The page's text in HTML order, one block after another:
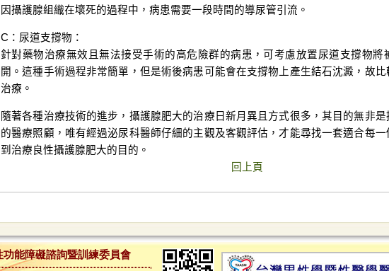
因攝護腺組織在壞死的過程中，病患需要一段時間的導尿管引流。
C：尿道支撐物：
針對藥物治療無效且無法接受手術的高危險群的病患，可考慮放置尿道支撐物將
開。這種手術過程非常簡單，但是術後病患可能會在支撐物上產生結石沈澱，故
治療。
隨著各種治療技術的進步，攝護腺肥大的治療日新月異且方式很多，其目的無非
的醫療照顧，唯有經過泌尿科醫師仔細的主觀及客觀評估，才能尋找一套適合每
到治療良性攝護腺肥大的目的。
回上頁